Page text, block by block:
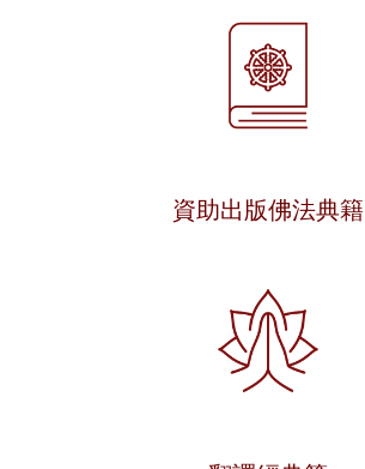
資助出版佛法典籍